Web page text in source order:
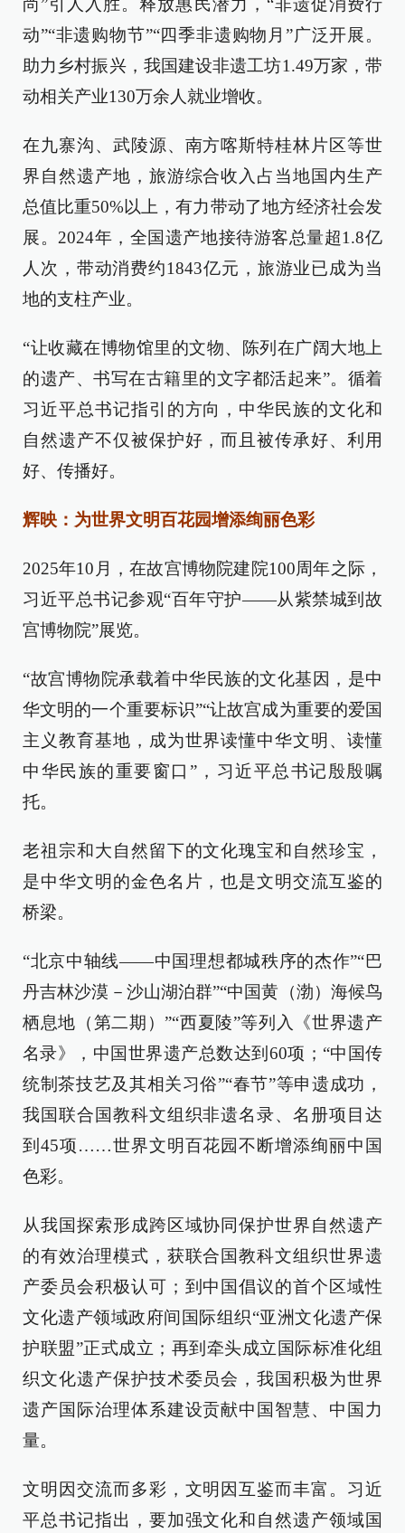
尚”引人入胜。释放惠民潜力，“非遗促消费行
动”“非遗购物节”“四季非遗购物月”广泛开展。
助力乡村振兴，我国建设非遗工坊1.49万家，带
动相关产业130万余人就业增收。
在九寨沟、武陵源、南方喀斯特桂林片区等世
界自然遗产地，旅游综合收入占当地国内生产
总值比重50%以上，有力带动了地方经济社会发
展。2024年，全国遗产地接待游客总量超1.8亿
人次，带动消费约1843亿元，旅游业已成为当
地的支柱产业。
“让收藏在博物馆里的文物、陈列在广阔大地上
的遗产、书写在古籍里的文字都活起来”。循着
习近平总书记指引的方向，中华民族的文化和
自然遗产不仅被保护好，而且被传承好、利用
好、传播好。
辉映：为世界文明百花园增添绚丽色彩
2025年10月，在故宫博物院建院100周年之际，
习近平总书记参观“百年守护——从紫禁城到故
宫博物院”展览。
“故宫博物院承载着中华民族的文化基因，是中
华文明的一个重要标识”“让故宫成为重要的爱国
主义教育基地，成为世界读懂中华文明、读懂
中华民族的重要窗口”，习近平总书记殷殷嘱
托。
老祖宗和大自然留下的文化瑰宝和自然珍宝，
是中华文明的金色名片，也是文明交流互鉴的
桥梁。
“北京中轴线——中国理想都城秩序的杰作”“巴
丹吉林沙漠－沙山湖泊群”“中国黄（渤）海候鸟
栖息地（第二期）”“西夏陵”等列入《世界遗产
名录》，中国世界遗产总数达到60项；“中国传
统制茶技艺及其相关习俗”“春节”等申遗成功，
我国联合国教科文组织非遗名录、名册项目达
到45项……世界文明百花园不断增添绚丽中国
色彩。
从我国探索形成跨区域协同保护世界自然遗产
的有效治理模式，获联合国教科文组织世界遗
产委员会积极认可；到中国倡议的首个区域性
文化遗产领域政府间国际组织“亚洲文化遗产保
护联盟”正式成立；再到牵头成立国际标准化组
织文化遗产保护技术委员会，我国积极为世界
遗产国际治理体系建设贡献中国智慧、中国力
量。
文明因交流而多彩，文明因互鉴而丰富。习近
平总书记指出，要加强文化和自然遗产领域国